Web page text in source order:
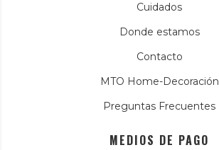
Cuidados
Donde estamos
Contacto
MTO Home-Decoración
Preguntas Frecuentes
MEDIOS DE PAGO